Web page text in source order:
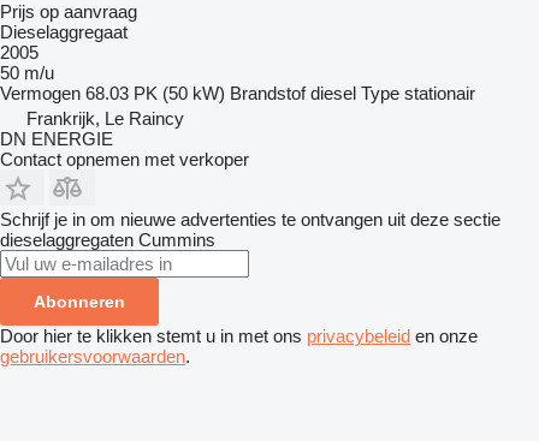
Prijs op aanvraag
Dieselaggregaat
2005
50 m/u
Vermogen 68.03 PK (50 kW) Brandstof diesel Type stationair
Frankrijk, Le Raincy
DN ENERGIE
Contact opnemen met verkoper
Schrijf je in om nieuwe advertenties te ontvangen uit deze sectie
dieselaggregaten Cummins
Abonneren
Door hier te klikken stemt u in met ons privacybeleid en onze
gebruikersvoorwaarden.